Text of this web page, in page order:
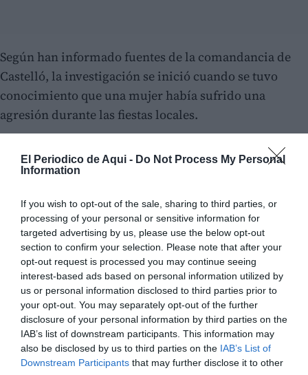
El Periodico de Aqui - Do Not Process My Personal
Information
If you wish to opt-out of the sale, sharing to third parties, or
processing of your personal or sensitive information for
targeted advertising by us, please use the below opt-out
section to confirm your selection. Please note that after your
opt-out request is processed you may continue seeing
interest-based ads based on personal information utilized by
us or personal information disclosed to third parties prior to
your opt-out. You may separately opt-out of the further
disclosure of your personal information by third parties on the
IAB’s list of downstream participants. This information may
also be disclosed by us to third parties on the IAB’s List of
Downstream Participants that may further disclose it to other
Según han informado fuentes de la comandancia de
Castelló, la investigación se inició cuando se tuvo
conocimiento que una mujer había sufrido una
agresión durante las fiestas locales.
La víctima entró a un lavabo portátil instalado en las
inmediaciones del recinto de festejos y allí fue
mismo a la fuerza junto a ella.